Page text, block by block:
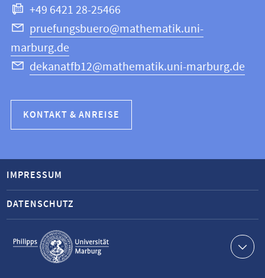
+49 6421 28-25466
pruefungsbuero@mathematik.uni-
marburg.de
dekanatfb12@mathematik.uni-marburg.de
KONTAKT & ANREISE
Service-
Navigation
IMPRESSUM
DATENSCHUTZ